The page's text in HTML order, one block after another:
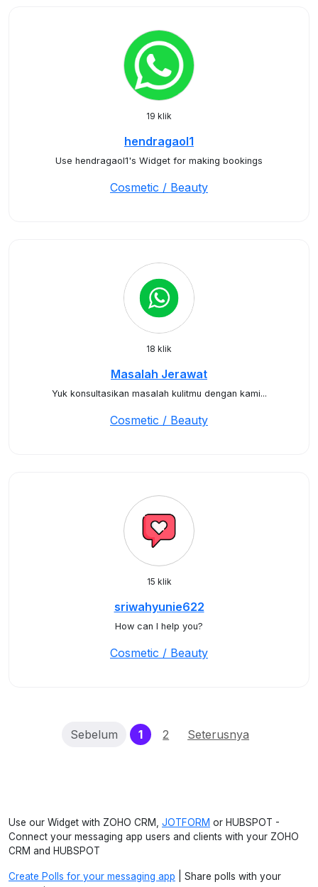
19 klik
hendragaol1
Use hendragaol1's Widget for making bookings
Cosmetic / Beauty
18 klik
Masalah Jerawat
Yuk konsultasikan masalah kulitmu dengan kami...
Cosmetic / Beauty
15 klik
sriwahyunie622
How can I help you?
Cosmetic / Beauty
Sebelum 1(current)
2 Seterusnya
Use our Widget with ZOHO CRM, JOTFORM or HUBSPOT -
Connect your messaging app users and clients with your ZOHO
CRM and HUBSPOT
Create Polls for your messaging app | Share polls with your